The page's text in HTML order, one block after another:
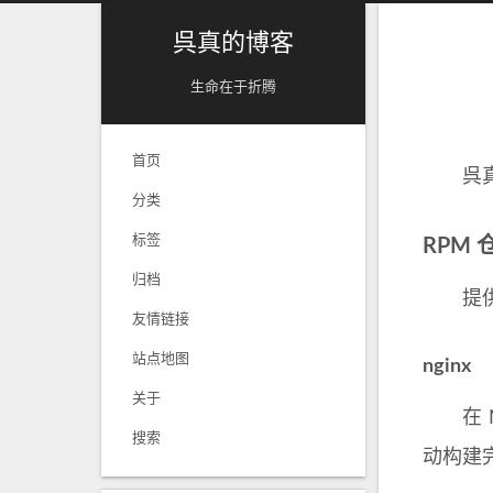
呉真的博客
生命在于折腾
首页
分类
标签
归档
友情链接
站点地图
关于
搜索
呉真
RPM
提供
nginx
在
动构建